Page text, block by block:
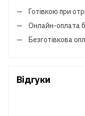
Готівкою при
Онлайн-оплата
Безготівкова
Відгуки